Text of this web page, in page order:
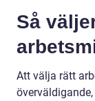
Så
Att välja rätt